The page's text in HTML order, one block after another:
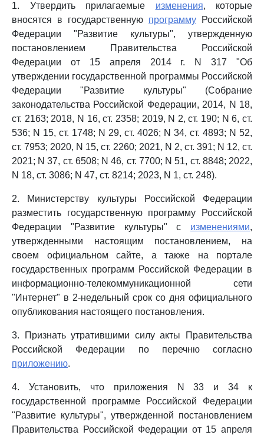
1. Утвердить прилагаемые изменения, которые
вносятся в государственную программу Российской
Федерации "Развитие культуры", утвержденную
постановлением Правительства Российской
Федерации от 15 апреля 2014 г. N 317 "Об
утверждении государственной программы Российской
Федерации "Развитие культуры" (Собрание
законодательства Российской Федерации, 2014, N 18,
ст. 2163; 2018, N 16, ст. 2358; 2019, N 2, ст. 190; N 6, ст.
536; N 15, ст. 1748; N 29, ст. 4026; N 34, ст. 4893; N 52,
ст. 7953; 2020, N 15, ст. 2260; 2021, N 2, ст. 391; N 12, ст.
2021; N 37, ст. 6508; N 46, ст. 7700; N 51, ст. 8848; 2022,
N 18, ст. 3086; N 47, ст. 8214; 2023, N 1, ст. 248).
2. Министерству культуры Российской Федерации
разместить государственную программу Российской
Федерации "Развитие культуры" с изменениями,
утвержденными настоящим постановлением, на
своем официальном сайте, а также на портале
государственных программ Российской Федерации в
информационно-телекоммуникационной сети
"Интернет" в 2-недельный срок со дня официального
опубликования настоящего постановления.
3. Признать утратившими силу акты Правительства
Российской Федерации по перечню согласно
приложению.
4. Установить, что приложения N 33 и 34 к
государственной программе Российской Федерации
"Развитие культуры", утвержденной постановлением
Правительства Российской Федерации от 15 апреля